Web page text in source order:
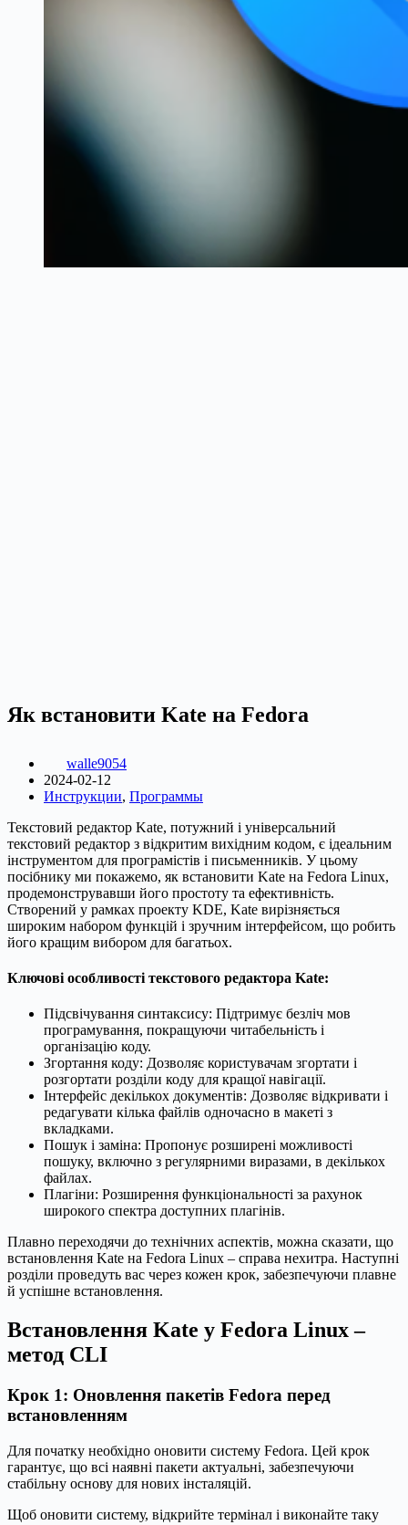
Як встановити Kate на Fedora
walle9054
2024-02-12
Инструкции, Программы
Текстовий редактор Kate, потужний і універсальний
текстовий редактор з відкритим вихідним кодом, є ідеальним
інструментом для програмістів і письменників. У цьому
посібнику ми покажемо, як встановити Kate на Fedora Linux,
продемонструвавши його простоту та ефективність.
Створений у рамках проекту KDE, Kate вирізняється
широким набором функцій і зручним інтерфейсом, що робить
його кращим вибором для багатьох.
Ключові особливості текстового редактора Kate:
Підсвічування синтаксису: Підтримує безліч мов
програмування, покращуючи читабельність і
організацію коду.
Згортання коду: Дозволяє користувачам згортати і
розгортати розділи коду для кращої навігації.
Інтерфейс декількох документів: Дозволяє відкривати і
редагувати кілька файлів одночасно в макеті з
вкладками.
Пошук і заміна: Пропонує розширені можливості
пошуку, включно з регулярними виразами, в декількох
файлах.
Плагіни: Розширення функціональності за рахунок
широкого спектра доступних плагінів.
Плавно переходячи до технічних аспектів, можна сказати, що
встановлення Kate на Fedora Linux – справа нехитра. Наступні
розділи проведуть вас через кожен крок, забезпечуючи плавне
й успішне встановлення.
Встановлення Kate у Fedora Linux –
метод CLI
Крок 1: Оновлення пакетів Fedora перед
встановленням
Для початку необхідно оновити систему Fedora. Цей крок
гарантує, що всі наявні пакети актуальні, забезпечуючи
стабільну основу для нових інсталяцій.
Щоб оновити систему, відкрийте термінал і виконайте таку